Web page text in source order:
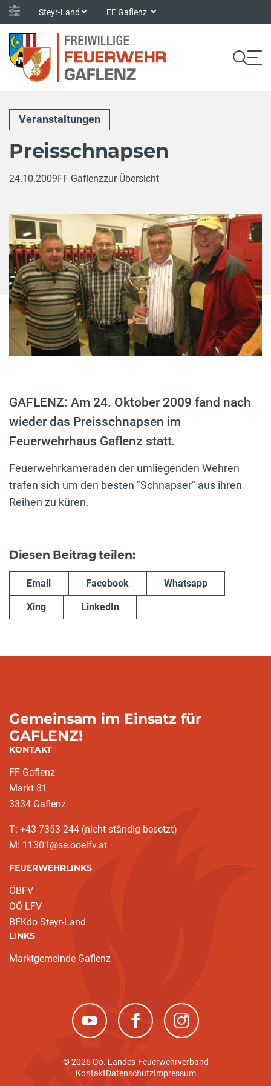
Steyr-Land FF Gaflenz
Veranstaltungen
Preisschnapsen
24.10.2009FF Gaflenzzur Übersicht
GAFLENZ: Am 24. Oktober 2009 fand nach
wieder das Preisschnapsen im
Feuerwehrhaus Gaflenz statt.
Feuerwehrkameraden der umliegenden Wehren
trafen sich um den besten "Schnapser" aus ihren
Reihen zu küren.
Diesen Beitrag teilen:
Email Facebook Whatsapp
Xing LinkedIn
Gemeinsam im Einsatz für
GAFLENZ!
KONTAKT
FF Gaflenz
Markt 81
3334 Gaflenz
T: +43 7353 244 (nicht ständig besetzt)
M: 11301@se.ooelfv.at
FEUERWEHRLINKS
ÖBFV
OÖ LFV
BFKdo Steyr-Land
LINKS
Marktgemeinde Gaflenz
(neues Fenster)(neues Fenster)(neues Fenster)
© 2026 Oö. Landes-Feuerwehrverband
KontaktDatenschutzImpressum